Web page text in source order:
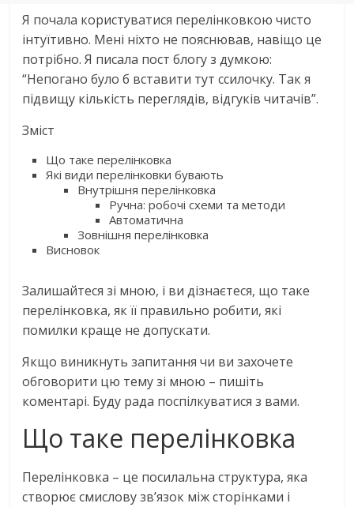
Я почала користуватися перелінковкою чисто
інтуїтивно. Мені ніхто не пояснював, навіщо це
потрібно. Я писала пост блогу з думкою:
“Непогано було б вставити тут ссилочку. Так я
підвищу кількість переглядів, відгуків читачів”.
Зміст
Що таке перелінковка
Які види перелінковки бувають
Внутрішня перелінковка
Ручна: робочі схеми та методи
Автоматична
Зовнішня перелінковка
Висновок
Залишайтеся зі мною, і ви дізнаєтеся, що таке
перелінковка, як її правильно робити, які
помилки краще не допускати.
Якщо виникнуть запитання чи ви захочете
обговорити цю тему зі мною – пишіть
коментарі. Буду рада поспілкуватися з вами.
Що таке перелінковка
Перелінковка – це посилальна структура, яка
створює смислову зв’язок між сторінками і